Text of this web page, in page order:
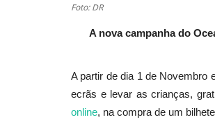
Foto: DR
A nova campanha do
A partir de dia 1 de Novembro
ecrãs e levar as crianças,
online, na compra de um